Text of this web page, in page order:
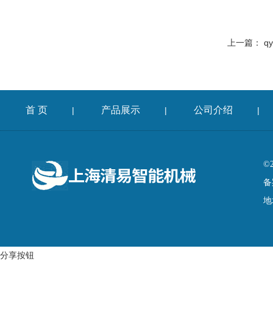
上一篇：
首 页 | 产品展示 | 公司介绍 |
备
分享按钮